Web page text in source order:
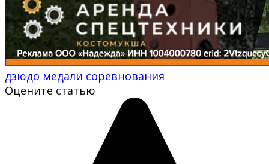
дзюдо медали соревнования
Оцените статью